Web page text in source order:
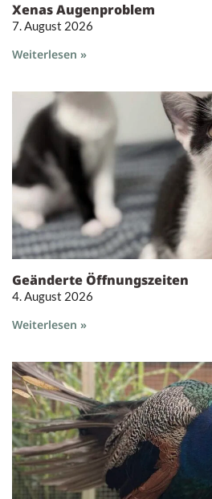
Xenas Augenproblem
7. August 2026
Weiterlesen »
Geänderte Öffnungszeiten
4. August 2026
Weiterlesen »